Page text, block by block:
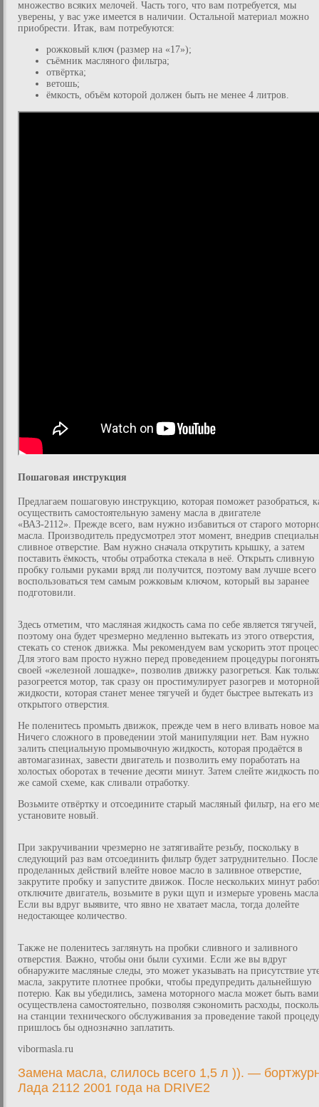
множество всяких мелочей. Часть того, что вам потребуется, мы
уверены, у вас уже имеется в наличии. Остальной материал можно
приобрести. Итак, вам потребуются:
рожковый ключ (размер на «17»);
съёмник масляного фильтра;
отвёртка;
ветошь;
ёмкость, объём которой должен быть не менее 4 литров.
Пошаговая инструкция
Предлагаем пошаговую инструкцию, которая поможет разобраться,
осуществить самостоятельную замену масла в двигателе
«ВАЗ-2112». Прежде всего, вам нужно избавиться от старого
масла. Производитель предусмотрел этот момент, внедрив
сливное отверстие. Вам нужно сначала открутить крышку, а затем
поставить ёмкость, чтобы отработка стекала в неё. Открыть сливную
пробку голыми руками вряд ли получится, поэтому вам лучше всего
воспользоваться тем самым рожковым ключом, который вы заранее
подготовили.
Здесь отметим, что масляная жидкость сама по себе является тягучей,
поэтому она будет чрезмерно медленно вытекать из этого отверстия,
стекать со стенок движка. Мы рекомендуем вам ускорить этот
Для этого вам просто нужно перед проведением процедуры
своей «железной лошадке», позволив движку разогреться. Как
разогреется мотор, так сразу он простимулирует разогрев и моторной
жидкости, которая станет менее тягучей и будет быстрее вытекать из
открытого отверстия.
Не поленитесь промыть движок, прежде чем в него вливать новое
Ничего сложного в проведении этой манипуляции нет. Вам нужно
залить специальную промывочную жидкость, которая продаётся в
автомагазинах, завести двигатель и позволить ему поработать на
холостых оборотах в течение десяти минут. Затем слейте жидкость
же самой схеме, как сливали отработку.
Возьмите отвёртку и отсоедините старый масляный фильтр, на его
установите новый.
При закручивании чрезмерно не затягивайте резьбу, поскольку в
следующий раз вам отсоединить фильтр будет затруднительно. После
проделанных действий влейте новое масло в заливное отверстие,
закрутите пробку и запустите движок. После нескольких минут
отключите двигатель, возьмите в руки щуп и измерьте уровень
Если вы вдруг выявите, что явно не хватает масла, тогда долейте
недостающее количество.
Также не поленитесь заглянуть на пробки сливного и заливного
отверстия. Важно, чтобы они были сухими. Если же вы вдруг
обнаружите масляные следы, это может указывать на присутствие
масла, закрутите плотнее пробки, чтобы предупредить дальнейшую
потерю. Как вы убедились, замена моторного масла может быть вами
осуществлена самостоятельно, позволяя сэкономить расходы,
на станции технического обслуживания за проведение такой
пришлось бы однозначно заплатить.
vibormasla.ru
Замена масла, слилось всего 1,5 л )). —
Лада 2112 2001 года на DRIVE2